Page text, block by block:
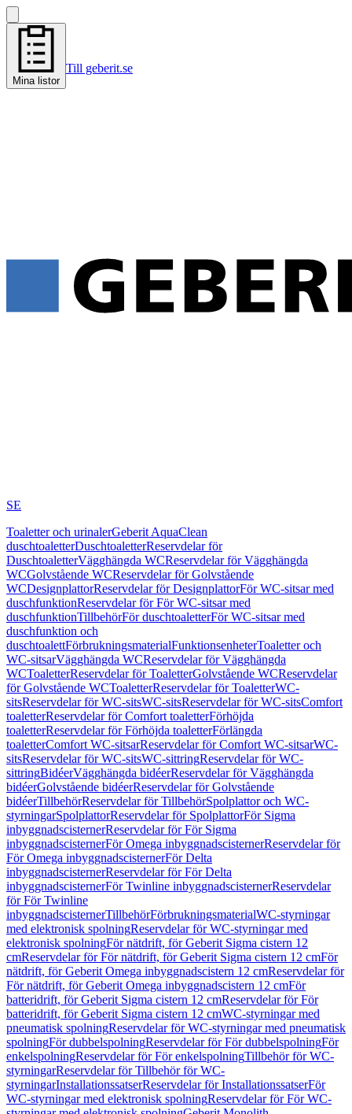
Mina listor
Till geberit.se
SE
Toaletter och urinalerGeberit AquaClean
duschtoaletterDuschtoaletterReservdelar för
DuschtoaletterVägghängda WCReservdelar för Vägghängda
WCGolvstående WCReservdelar för Golvstående
WCDesignplattorReservdelar för DesignplattorFör WC-sitsar med
duschfunktionReservdelar för För WC-sitsar med
duschfunktionTillbehörFör duschtoaletterFör WC-sitsar med
duschfunktion och
duschtoalettFörbrukningsmaterialFunktionsenheterToaletter och
WC-sitsarVägghängda WCReservdelar för Vägghängda
WCToaletterReservdelar för ToaletterGolvstående WCReservdelar
för Golvstående WCToaletterReservdelar för ToaletterWC-
sitsReservdelar för WC-sitsWC-sitsReservdelar för WC-sitsComfort
toaletterReservdelar för Comfort toaletterFörhöjda
toaletterReservdelar för Förhöjda toaletterFörlängda
toaletterComfort WC-sitsarReservdelar för Comfort WC-sitsarWC-
sitsReservdelar för WC-sitsWC-sittringReservdelar för WC-
sittringBidéerVägghängda bidéerReservdelar för Vägghängda
bidéerGolvstående bidéerReservdelar för Golvstående
bidéerTillbehörReservdelar för TillbehörSpolplattor och WC-
styrningarSpolplattorReservdelar för SpolplattorFör Sigma
inbyggnadscisternerReservdelar för För Sigma
inbyggnadscisternerFör Omega inbyggnadscisternerReservdelar för
För Omega inbyggnadscisternerFör Delta
inbyggnadscisternerReservdelar för För Delta
inbyggnadscisternerFör Twinline inbyggnadscisternerReservdelar
för För Twinline
inbyggnadscisternerTillbehörFörbrukningsmaterialWC-styrningar
med elektronisk spolningReservdelar för WC-styrningar med
elektronisk spolningFör nätdrift, för Geberit Sigma cistern 12
cmReservdelar för För nätdrift, för Geberit Sigma cistern 12 cmFör
nätdrift, för Geberit Omega inbyggnadscistern 12 cmReservdelar för
För nätdrift, för Geberit Omega inbyggnadscistern 12 cmFör
batteridrift, för Geberit Sigma cistern 12 cmReservdelar för För
batteridrift, för Geberit Sigma cistern 12 cmWC-styrningar med
pneumatisk spolningReservdelar för WC-styrningar med pneumatisk
spolningFör dubbelspolningReservdelar för För dubbelspolningFör
enkelspolningReservdelar för För enkelspolningTillbehör för WC-
styrningarReservdelar för Tillbehör för WC-
styrningarInstallationssatserReservdelar för InstallationssatserFör
WC-styrningar med elektronisk spolningReservdelar för För WC-